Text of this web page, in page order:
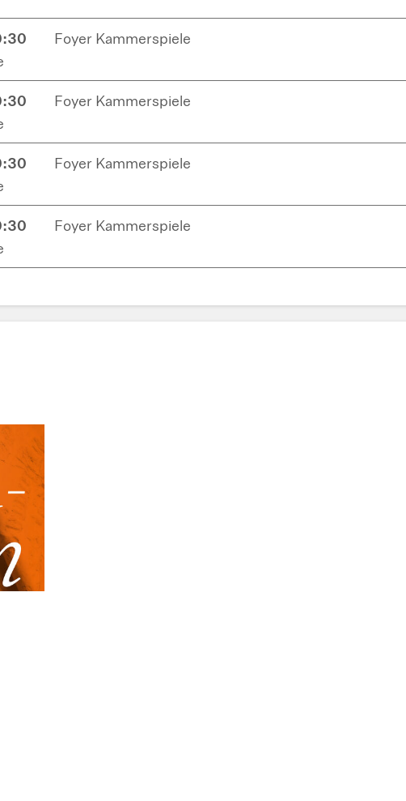
Foyer Kammerspiele
Foyer Kammerspiele
Foyer Kammerspiele
Foyer Kammerspiele